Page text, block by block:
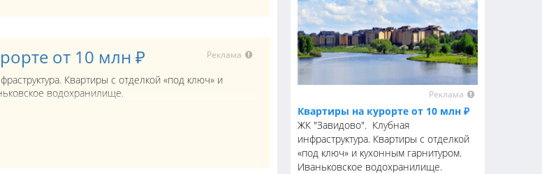
Реклама
от 10 млн ₽
Квартиры с отделкой «под ключ» и
водохранилище.
Реклама
Квартиры на курорте от 10 млн ₽
ЖК "Завидово". Клубная
инфраструктура. Квартиры с отделкой
«под ключ» и кухонным гарнитуром.
Иваньковское водохранилище.